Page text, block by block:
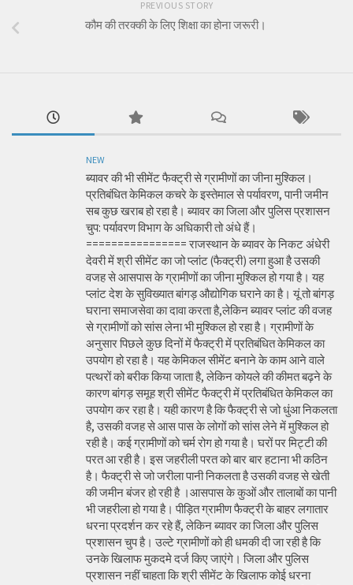
PREVIOUS STORY
कौम की तरक्की के लिए शिक्षा का होना जरूरी।
NEW
ब्यावर की भी सीमेंट फैक्ट्री से ग्रामीणों का जीना मुश्किल।
प्रतिबंधित केमिकल कचरे के इस्तेमाल से पर्यावरण, पानी जमीन
सब कुछ खराब हो रहा है। ब्यावर का जिला और पुलिस प्रशासन
चुप: पर्यावरण विभाग के अधिकारी तो अंधे हैं।
================ राजस्थान के ब्यावर के निकट अंधेरी
देवरी में श्री सीमेंट का जो प्लांट (फैक्ट्री) लगा हुआ है उसकी
वजह से आसपास के ग्रामीणों का जीना मुश्किल हो गया है। यह
प्लांट देश के सुविख्यात बांगड़ औद्योगिक घराने का है। यूं तो बांगड़
घराना समाजसेवा का दावा करता है,लेकिन ब्यावर प्लांट की वजह
से ग्रामीणों को सांस लेना भी मुश्किल हो रहा है। ग्रामीणों के
अनुसार पिछले कुछ दिनों में फैक्ट्री में प्रतिबंधित केमिकल का
उपयोग हो रहा है। यह केमिकल सीमेंट बनाने के काम आने वाले
पत्थरों को बरीक किया जाता है, लेकिन कोयले की कीमत बढ़ने के
कारण बांगड़ समूह श्री सीमेंट फैक्ट्री में प्रतिबंधित केमिकल का
उपयोग कर रहा है। यही कारण है कि फैक्ट्री से जो धुंआ निकलता
है, उसकी वजह से आस पास के लोगों को सांस लेने में मुश्किल हो
रही है। कई ग्रामीणों को चर्म रोग हो गया है। घरों पर मिट्टी की
परत आ रही है। इस जहरीली परत को बार बार हटाना भी कठिन
है। फैक्ट्री से जो जरीला पानी निकलता है उसकी वजह से खेती
की जमीन बंजर हो रही है ।आसपास के कुओं और तालाबों का पानी
भी जहरीला हो गया है। पीड़ित ग्रामीण फैक्ट्री के बाहर लगातार
धरना प्रदर्शन कर रहे हैं, लेकिन ब्यावर का जिला और पुलिस
प्रशासन चुप है। उल्टे ग्रामीणों को ही धमकी दी जा रही है कि
उनके खिलाफ मुकदमे दर्ज किए जाएंगे। जिला और पुलिस
प्रशासन नहीं चाहता कि श्री सीमेंट के खिलाफ कोई धरना